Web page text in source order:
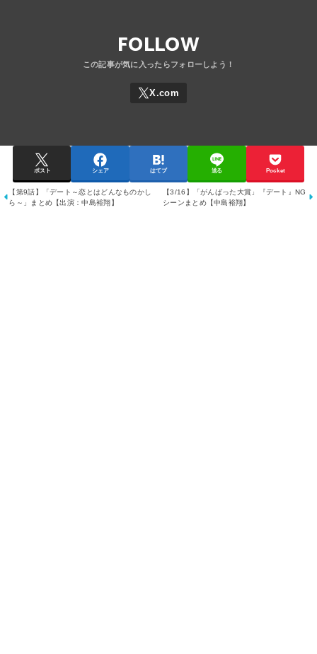
FOLLOW
ポスト シェア はてブ 送る Pocket
【第9話】「デート～恋とはどんなものかし
ら～」まとめ【出演：中島裕翔】
【3/16】「がんばった大賞」『デート』NG
シーンまとめ【中島裕翔】